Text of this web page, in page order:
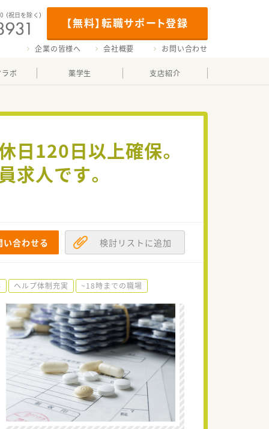
【無料】転職サポート登録
（祝日を除く）
企業の皆様へ 会社概要 お問い合わせ
ボ 薬学生 支店紹介
日120日以上確保。
求人です。
い合わせる 検討リストに追加
ヘルプ体制充実 ~18時までの職場